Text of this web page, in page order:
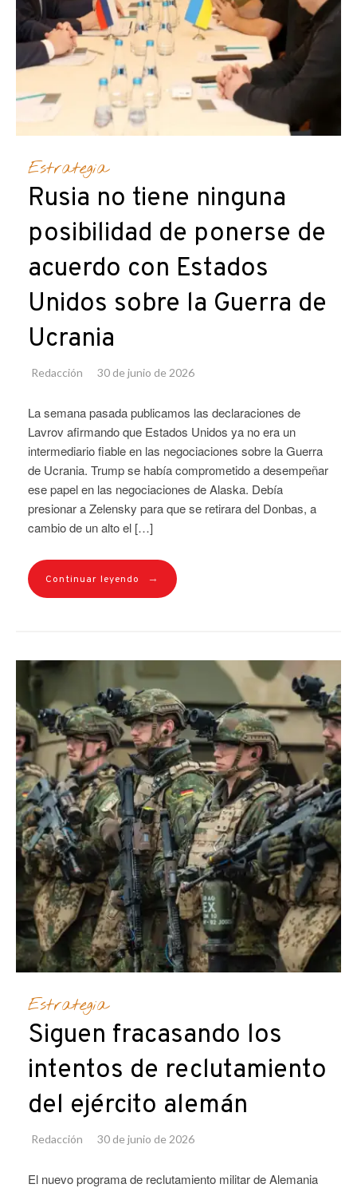
Estrategia
Rusia no tiene ninguna
posibilidad de ponerse de
acuerdo con Estados
Unidos sobre la Guerra de
Ucrania
Redacción 30 de junio de 2026
La semana pasada publicamos las declaraciones de
Lavrov afirmando que Estados Unidos ya no era un
intermediario fiable en las negociaciones sobre la Guerra
de Ucrania. Trump se había comprometido a desempeñar
ese papel en las negociaciones de Alaska. Debía
presionar a Zelensky para que se retirara del Donbas, a
cambio de un alto el […]
Continuar leyendo →
Estrategia
Siguen fracasando los
intentos de reclutamiento
del ejército alemán
Redacción 30 de junio de 2026
El nuevo programa de reclutamiento militar de Alemania